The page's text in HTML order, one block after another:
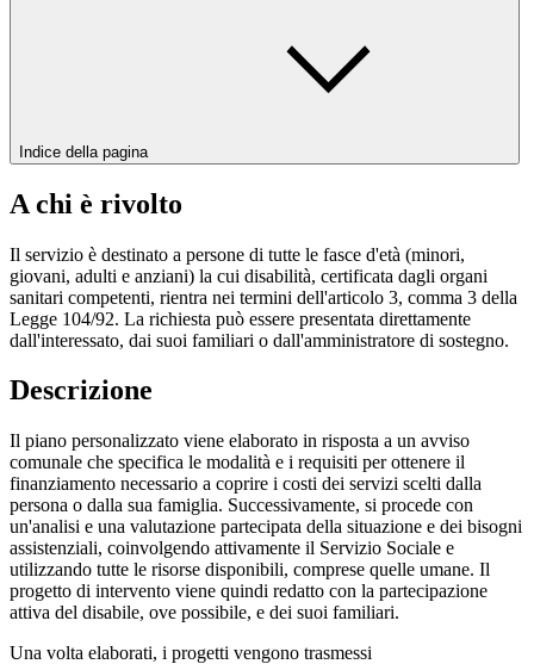
Indice della pagina
A chi è rivolto
Il servizio è destinato a persone di tutte le fasce d'età (minori,
giovani, adulti e anziani) la cui disabilità, certificata dagli organi
sanitari competenti, rientra nei termini dell'articolo 3, comma 3 della
Legge 104/92. La richiesta può essere presentata direttamente
dall'interessato, dai suoi familiari o dall'amministratore di sostegno.
Descrizione
Il piano personalizzato viene elaborato in risposta a un avviso
comunale che specifica le modalità e i requisiti per ottenere il
finanziamento necessario a coprire i costi dei servizi scelti dalla
persona o dalla sua famiglia. Successivamente, si procede con
un'analisi e una valutazione partecipata della situazione e dei bisogni
assistenziali, coinvolgendo attivamente il Servizio Sociale e
utilizzando tutte le risorse disponibili, comprese quelle umane. Il
progetto di intervento viene quindi redatto con la partecipazione
attiva del disabile, ove possibile, e dei suoi familiari.
Una volta elaborati, i progetti vengono trasmessi